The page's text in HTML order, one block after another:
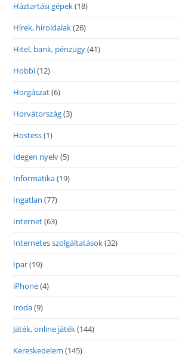
Háztartási gépek(18)
Hírek, híroldalak(26)
Hitel, bank, pénzügy(41)
Hobbi(12)
Horgászat(6)
Horvátország(3)
Hostess(1)
Idegen nyelv(5)
Informatika(19)
Ingatlan (77)
Internet(63)
Internetes szolgáltatások(32)
Ipar(19)
iPhone(4)
Iroda(9)
Játék, online játék(144)
Kereskedelem (145)